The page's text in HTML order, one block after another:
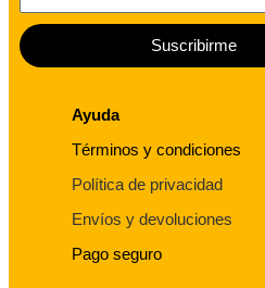
Suscribirme
Ayuda
Términos y condiciones
Política de privacidad
Envíos y devoluciones
Pago seguro